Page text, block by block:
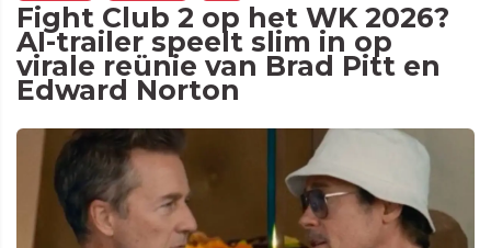
Fight Club 2 op het WK 2026?
AI-trailer speelt slim in op
virale reünie van Brad Pitt en
Edward Norton